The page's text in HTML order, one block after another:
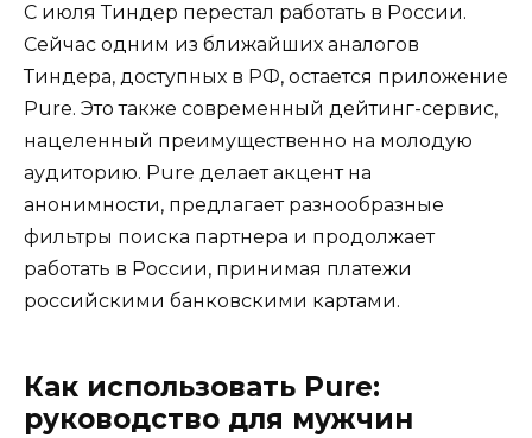
С июля Тиндер перестал работать в России.
Сейчас одним из ближайших аналогов
Тиндера, доступных в РФ, остается приложение
Pure. Это также современный дейтинг-сервис,
нацеленный преимущественно на молодую
аудиторию. Pure делает акцент на
анонимности, предлагает разнообразные
фильтры поиска партнера и продолжает
работать в России, принимая платежи
российскими банковскими картами.
Как использовать Pure:
руководство для мужчин